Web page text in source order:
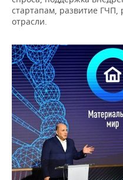
стартапам, развитие
отрасли.